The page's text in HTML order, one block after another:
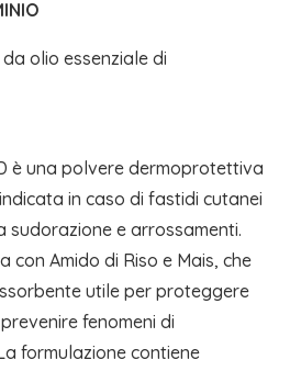
olio essenziale di
è una polvere dermoprotettiva
in caso di fastidi cutanei
sudorazione e arrossamenti.
con Amido di Riso e Mais, che
utile per proteggere
fenomeni di
formulazione contiene